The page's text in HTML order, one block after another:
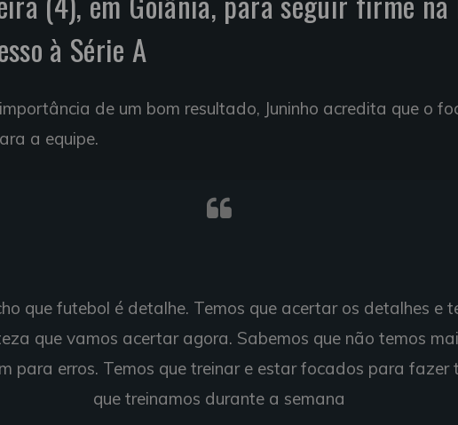
à Série A
de um bom resultado, Juninho acredita que o
a equipe.
que futebol é detalhe. Temos que acertar os detalhes e
que vamos acertar agora. Sabemos que não temos
para erros. Temos que treinar e estar focados para fazer
que treinamos durante a semana